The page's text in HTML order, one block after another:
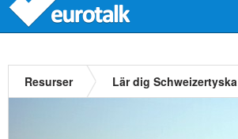
Resurser Lär dig Schweizertyska